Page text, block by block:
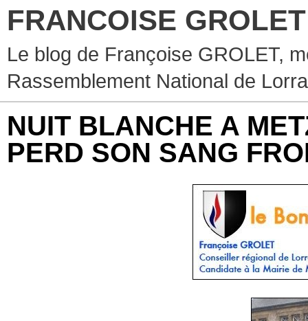
FRANCOISE GROLET
Le blog de Françoise GROLET,
Rassemblement National de
NUIT BLANCHE A
PERD SON SANG